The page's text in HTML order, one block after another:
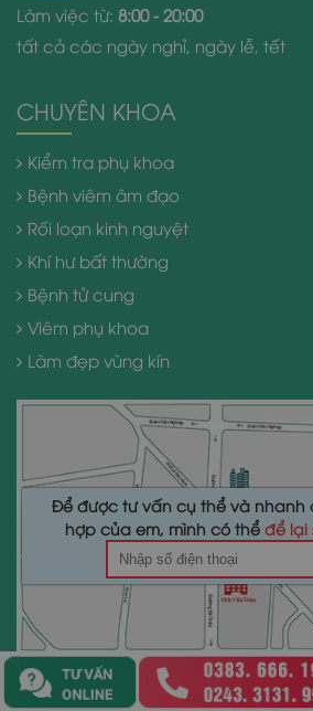
Làm việc từ: 8:00 - 20:00
tất cả các ngày nghỉ, ngày lễ, tết
CHUYÊN KHOA
Kiểm tra phụ khoa
Bệnh viêm âm đạo
Rối loạn kinh nguyệt
Khí hư bất thường
Bệnh tử cung
Viêm phụ khoa
Làm đẹp vùng kín
Để được tư vấn cụ thể và nhanh
hợp của em, mình có thể để lại